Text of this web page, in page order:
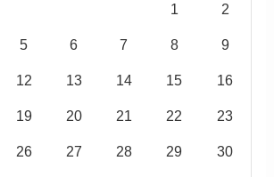
1 2
5 6 7 8 9
12 13 14 15 16
19 20 21 22 23
26 27 28 29 30